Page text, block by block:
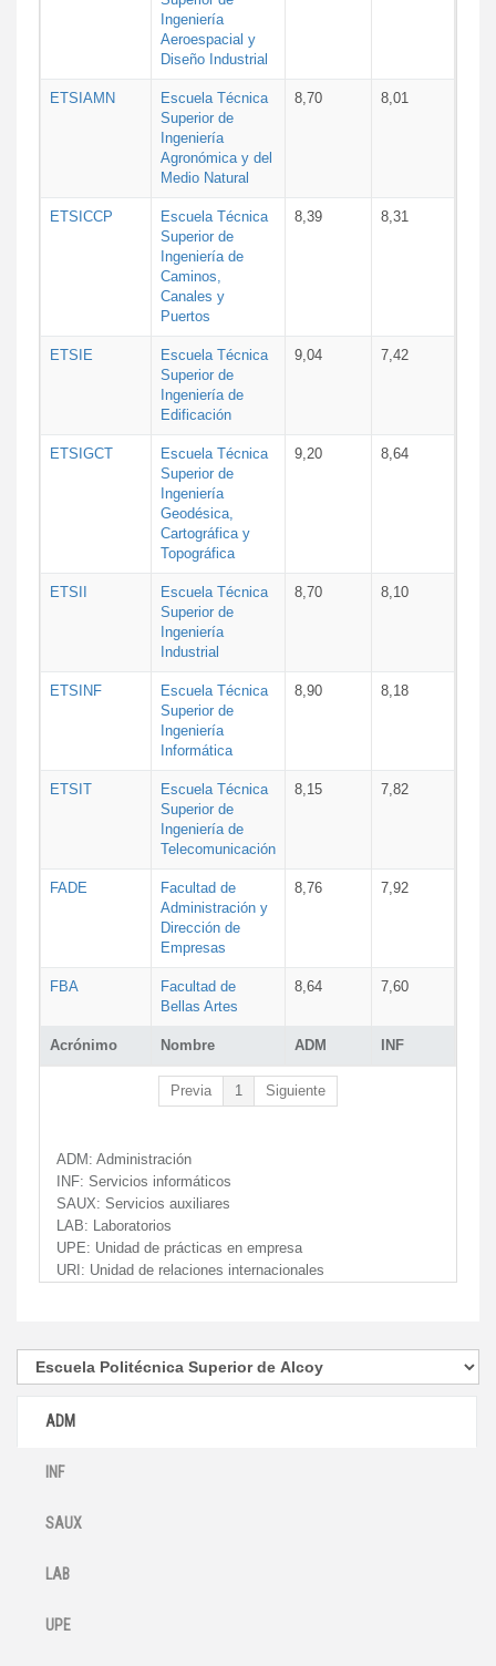
Acrónimo Nombre ADM INF
Ingeniería
Aeroespacial y
Diseño Industrial
ETSIAMN
Escuela Técnica
Superior de
Ingeniería
Agronómica y del
Medio Natural
8,70 8,01
ETSICCP
Escuela Técnica
Superior de
Ingeniería de
Caminos,
Canales y
Puertos
8,39 8,31
ETSIE
Escuela Técnica
Superior de
Ingeniería de
Edificación
9,04 7,42
ETSIGCT
Escuela Técnica
Superior de
Ingeniería
Geodésica,
Cartográfica y
Topográfica
9,20 8,64
ETSII
Escuela Técnica
Superior de
Ingeniería
Industrial
8,70 8,10
ETSINF
Escuela Técnica
Superior de
Ingeniería
Informática
8,90 8,18
ETSIT
Escuela Técnica
Superior de
Ingeniería de
Telecomunicación
8,15 7,82
FADE
Facultad de
Administración y
Dirección de
Empresas
8,76 7,92
FBA
Facultad de
Bellas Artes
8,64 7,60
Previa 1 Siguiente
ADM: Administración
INF: Servicios informáticos
SAUX: Servicios auxiliares
LAB: Laboratorios
UPE: Unidad de prácticas en empresa
URI: Unidad de relaciones internacionales
ADM
INF
SAUX
LAB
UPE